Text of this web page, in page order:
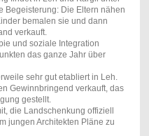
Begeisterung: Die Eltern nähen
bemalen sie und dann
verkauft.
und soziale Integration
das ganze Jahr über
sehr gut etabliert in Leh.
Gewinnbringend verkauft, das
gestellt.
Landschenkung offiziell
jungen Architekten Pläne zu